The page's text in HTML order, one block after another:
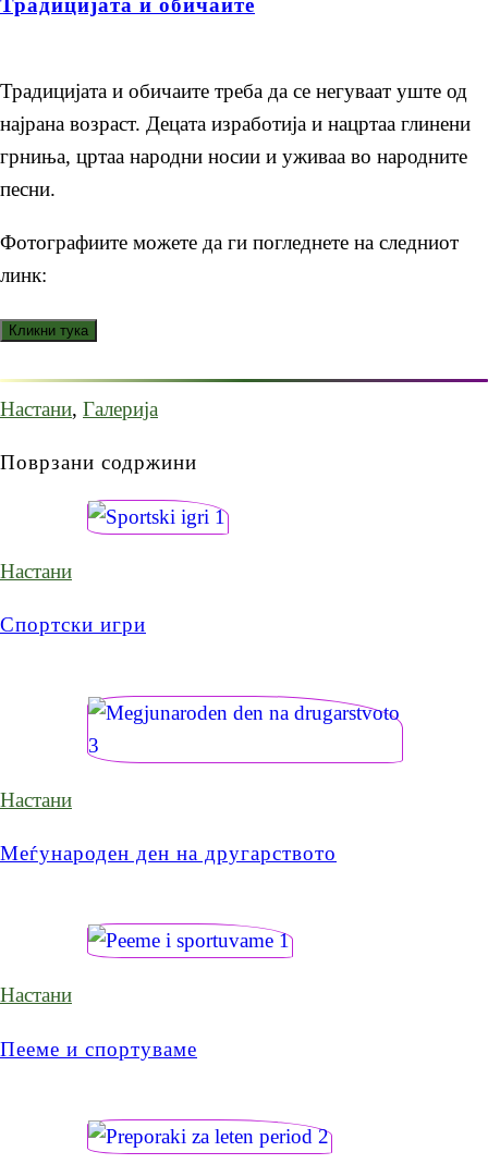
Традицијата и обичаите
Традицијата и обичаите треба да се негуваат уште од
најрана возраст. Децата изработија и нацртаа глинени
грниња, цртаа народни носии и уживаа во народните
песни.
Фотографиите можете да ги погледнете на следниот
линк:
Настани, Галерија
Поврзани содржини
Настани
Спортски игри
Настани
Меѓународен ден на другарството
Настани
Пееме и спортуваме